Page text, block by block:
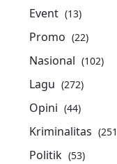
Event (13)
Promo (22)
Nasional (102)
Lagu (272)
Opini (44)
Kriminalitas
Politik (53)